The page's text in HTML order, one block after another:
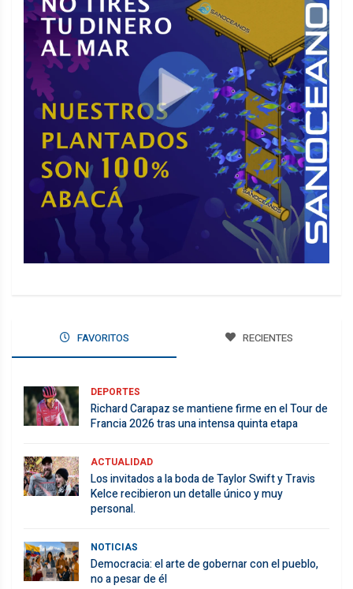
FAVORITOS RECIENTES
DEPORTES
Richard Carapaz se mantiene firme en el Tour de
Francia 2026 tras una intensa quinta etapa
ACTUALIDAD
Los invitados a la boda de Taylor Swift y Travis
Kelce recibieron un detalle único y muy
personal.
NOTICIAS
Democracia: el arte de gobernar con el pueblo,
no a pesar de él